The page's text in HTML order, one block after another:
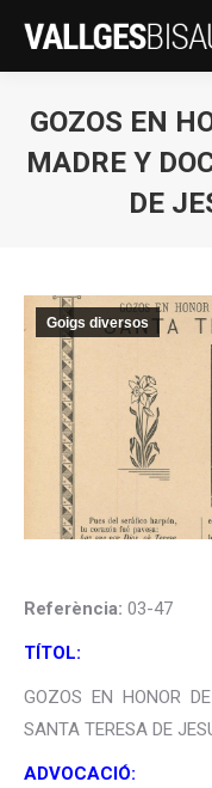
GOZOS EN
MADRE Y
DE
Goigs diversos
Referència: 03-47
TÍTOL:
GOZOS EN HONOR
SANTA TERESA DE
ADVOCACIÓ: